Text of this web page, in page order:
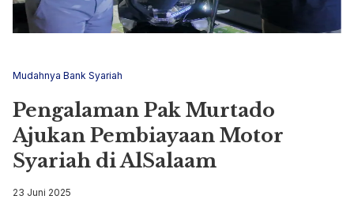
Mudahnya Bank Syariah
Pengalaman Pak Murtado
Ajukan Pembiayaan Motor
Syariah di AlSalaam
23 Juni 2025